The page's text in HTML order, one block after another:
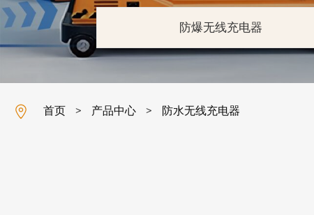
防爆无线充电器
首页 > 产品中心 > 防水无线充电器